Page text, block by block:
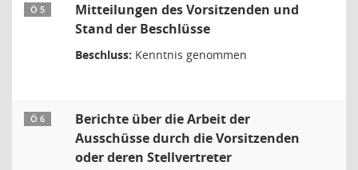
Ö 5
Mitteilungen des Vorsitzenden und
Stand der Beschlüsse
Beschluss: Kenntnis genommen
Ö 6
Berichte über die Arbeit der
Ausschüsse durch die Vorsitzenden
oder deren Stellvertreter